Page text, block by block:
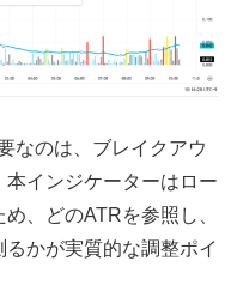
なのは、ブレイクアウ
本インジケーターはロー
、どのATRを参照し、
かが実質的な調整ポイ